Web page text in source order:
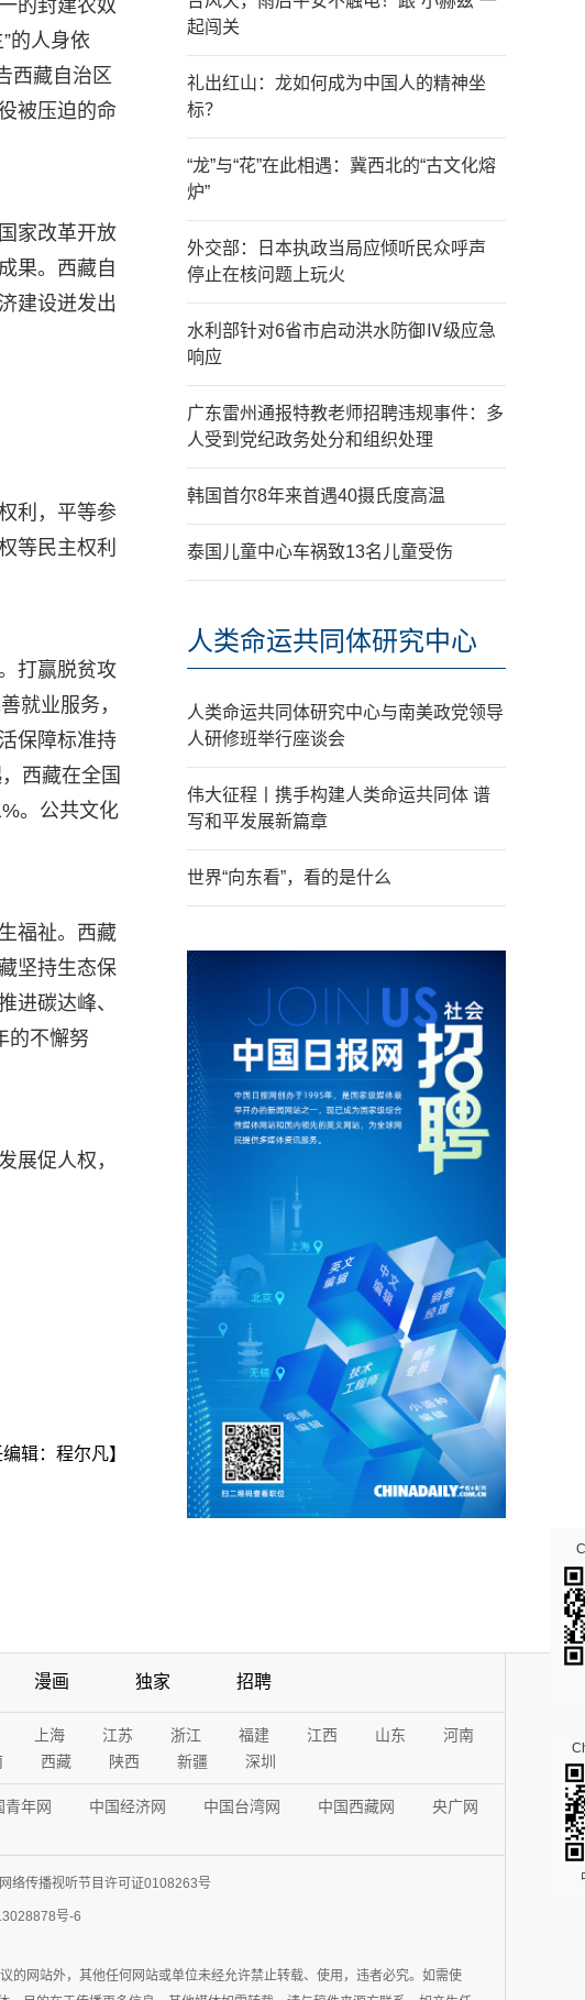
的封建农奴
的人身依
西藏自治区
被压迫的命
家改革开放
果。西藏自
建设迸发出
利，平等参
等民主权利
打赢脱贫攻
就业服务，
保障标准持
西藏在全国
。公共文化
福祉。西藏
坚持生态保
进碳达峰、
的不懈努
展促人权，
编辑：程尔凡】
起闯关
礼出红山：龙如何成为中国人的精神坐
标？
“龙”与“花”在此相遇：冀西北的“古文化熔
炉”
外交部：日本执政当局应倾听民众呼声
停止在核问题上玩火
水利部针对6省市启动洪水防御Ⅳ级应急
响应
广东雷州通报特教老师招聘违规事件：多
人受到党纪政务处分和组织处理
韩国首尔8年来首遇40摄氏度高温
泰国儿童中心车祸致13名儿童受伤
人类命运共同体研究中心
人类命运共同体研究中心与南美政党领导
人研修班举行座谈会
伟大征程丨携手构建人类命运共同体 谱
写和平发展新篇章
世界“向东看”，看的是什么
漫画 独家 招聘
上海 江苏 浙江 福建 江西 山东
河南
西藏 陕西 新疆 深圳
青年网 中国经济网 中国台湾网 中国西藏网
央广网
络传播视听节目许可证0108263号
号-6
的网站外，其他任何网站或单位未经允许禁止转载、使用，违者必究。如需使